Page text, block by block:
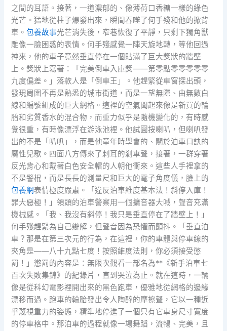
之間的耳語。接著，一道濃郁的、像薄荷口香糖一樣的綠色
光芒。猛地從柱子爆發出來，瞬間吞噬了何手殘和他的掀背
車。包養故事光芒消失後，窄巷恢復了平靜，只剩下獨角獸
雕像一臉困惑的表情。何手殘感覺一陣天旋地轉，等他回過
神來，他的車子竟然垂直停在一個貼滿了巨大獎狀的牆壁
上。獎狀上寫著：「完美倒車入庫獎——第零點零零零零零
九度偏差。」落款人是「倒車王」。他趕緊從車窗探出頭，
發現周圍不再是熟悉的城市街道，而是一望無際、由無數白
線和編號組成的巨大網格。這裡的空氣聞起來像是新買的輪
胎和劣質香水的混合物，而重力似乎是隨機變化的，有時感
覺很重，有時像漂浮在游泳池裡。他試圖按喇叭，但喇叭發
出的不是「叭叭」，而是他童年時學會的、關於泊車口訣的
魔性兒歌。四面八方傳來了刺耳的剎車聲，接著，一群穿著
反光背心和戴著白色安全帽的人朝他衝來。這些人手裡拿的
不是警棍，而是長長的測量尺和巨大的電子角度儀，臉上的
包養網表情極度嚴肅。「違反泊車維度基本法！斜停入庫！
罪大惡極！」領頭的泊車警察用一個擴音器大喊，聲音充滿
機械感。「我、我沒有斜停！我只是垂直停在了牆壁上！」
何手殘趕緊為自己辯解，但聲音因為恐懼而顫抖。「垂直泊
車？那是在第三次元的行為，在這裡，你的車體與停車線的
夾角是——八十九點七度！按照維度法則，你必須接受懲
罰！」懲罰的內容是：無限次觀看一部名為**《新手泊車七
百次失敗集錦》的紀錄片，直到哭泣為止。就在這時，一輛
像是從科幻電影裡開出來的黑色跑車，優雅地從網格的邊緣
漂移而過。跑車的輪胎發出令人陶醉的摩擦聲，它以一種近
乎蔑視重力的姿態，精準地停進了一個只有它車身尺寸寬度
的停車格中。那泊車的過程就像一場舞蹈，流暢、完美，且